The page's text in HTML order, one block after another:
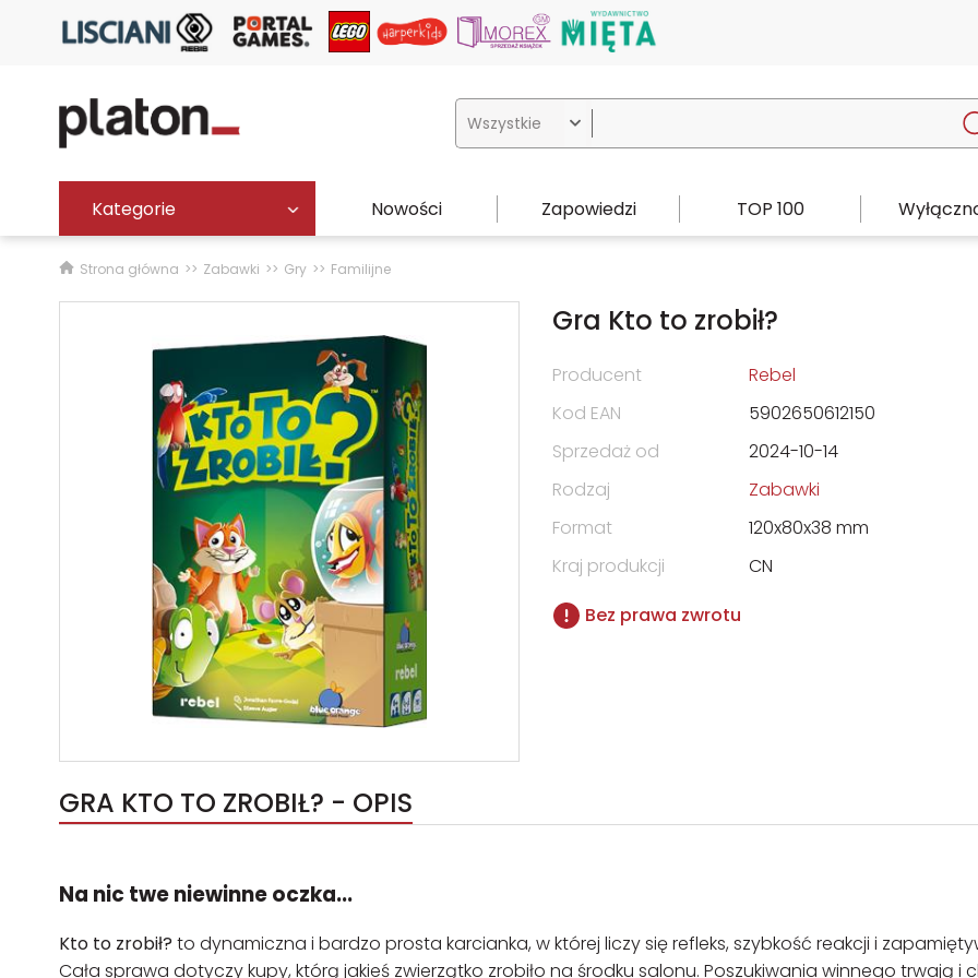

Kategorie Nowości Zapowiedzi TOP 100
Strona główna Zabawki Gry Familijne
Gra Kto to zrobił?
Producent
Rebel
Kod EAN
5902650612150
Sprzedaż od
2024-10-14
Rodzaj
Zabawki
Format
120x80x38 mm
Kraj produkcji
CN
Bez prawa zwrotu
GRA KTO TO ZROBIŁ? - OPIS
Na nic twe niewinne oczka...
Kto to zrobił? to dynamiczna i bardzo prosta karcianka, w której liczy się refleks, szybkość reakcji i
Cała sprawa dotyczy kupy, którą jakieś zwierzątko zrobiło na środku salonu. Poszukiwania winnego trwają i